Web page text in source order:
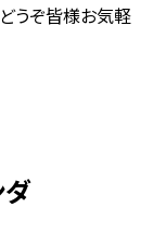
うぞ皆様お気軽